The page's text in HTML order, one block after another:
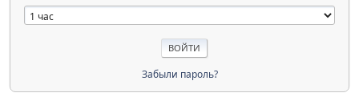
Забыли пароль?